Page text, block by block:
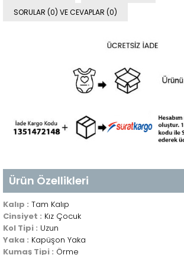
SORULAR (0) VE CEVAPLAR (0)
Ürün Özellikleri
Kalıp : Tam Kalıp
Cinsiyet : Kız Çocuk
Kol Tipi : Uzun
Yaka : Kapüşon Yaka
Kumaş Tipi : Örme